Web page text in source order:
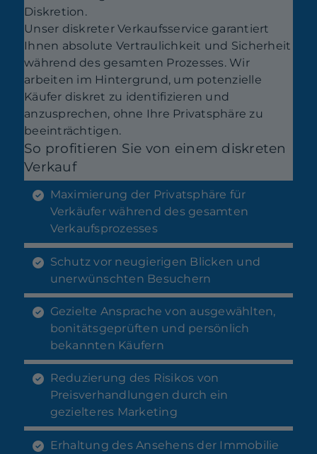
Diskretion.
Unser diskreter Verkaufsservice garantiert
Ihnen absolute Vertraulichkeit und Sicherheit
während des gesamten Prozesses. Wir
arbeiten im Hintergrund, um potenzielle
Käufer diskret zu identifizieren und
anzusprechen, ohne Ihre Privatsphäre zu
beeinträchtigen.
So profitieren Sie von einem diskreten
Verkauf
Maximierung der Privatsphäre für
Verkäufer während des gesamten
Verkaufsprozesses
Schutz vor neugierigen Blicken und
unerwünschten Besuchern
Gezielte Ansprache von ausgewählten,
bonitätsgeprüften und persönlich
bekannten Käufern
Reduzierung des Risikos von
Preisverhandlungen durch ein
gezielteres Marketing
Erhaltung des Ansehens der Immobilie